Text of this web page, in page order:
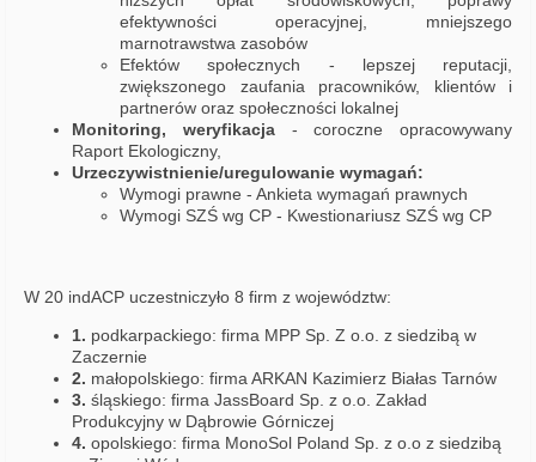
efektywności operacyjnej, mniejszego
marnotrawstwa zasobów
Efektów społecznych - lepszej reputacji,
zwiększonego zaufania pracowników, klientów i
partnerów oraz społeczności lokalnej
Monitoring, weryfikacja - coroczne opracowywany
Raport Ekologiczny,
Urzeczywistnienie/uregulowanie wymagań:
Wymogi prawne - Ankieta wymagań prawnych
Wymogi SZŚ wg CP - Kwestionariusz SZŚ wg CP
W 20 indACP uczestniczyło 8 firm z województw:
1. podkarpackiego: firma MPP Sp. Z o.o. z siedzibą w
Zaczernie
2. małopolskiego: firma ARKAN Kazimierz Białas Tarnów
3. śląskiego: firma JassBoard Sp. z o.o. Zakład
Produkcyjny w Dąbrowie Górniczej
4. opolskiego: firma MonoSol Poland Sp. z o.o z siedzibą